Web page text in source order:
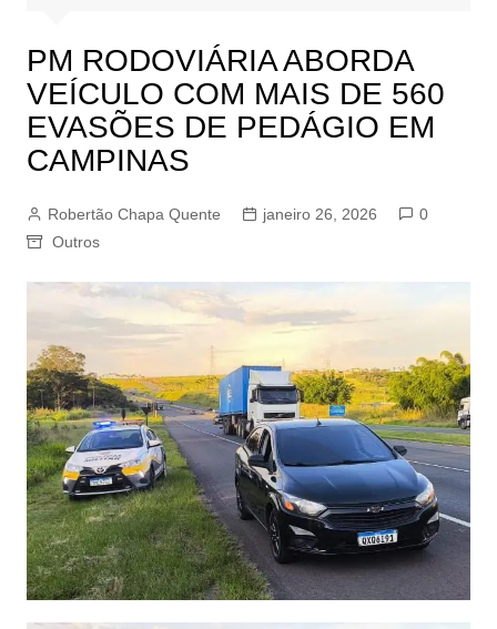
PM RODOVIÁRIA ABORDA
VEÍCULO COM MAIS DE 560
EVASÕES DE PEDÁGIO EM
CAMPINAS
Robertão Chapa Quente janeiro 26, 2026
0
Outros